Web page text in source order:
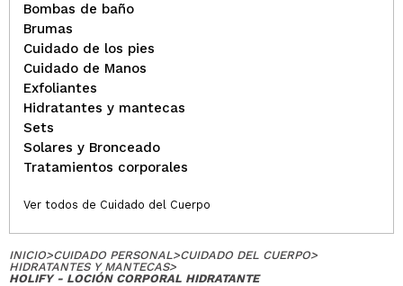
Bombas de baño
Brumas
Cuidado de los pies
Cuidado de Manos
Exfoliantes
Hidratantes y mantecas
Sets
Solares y Bronceado
Tratamientos corporales
Ver todos de Cuidado del Cuerpo
INICIO>CUIDADO PERSONAL>CUIDADO DEL CUERPO>
HIDRATANTES Y MANTECAS>
HOLIFY - LOCIÓN CORPORAL HIDRATANTE